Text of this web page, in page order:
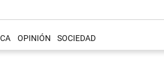
OPINIÓN SOCIEDAD